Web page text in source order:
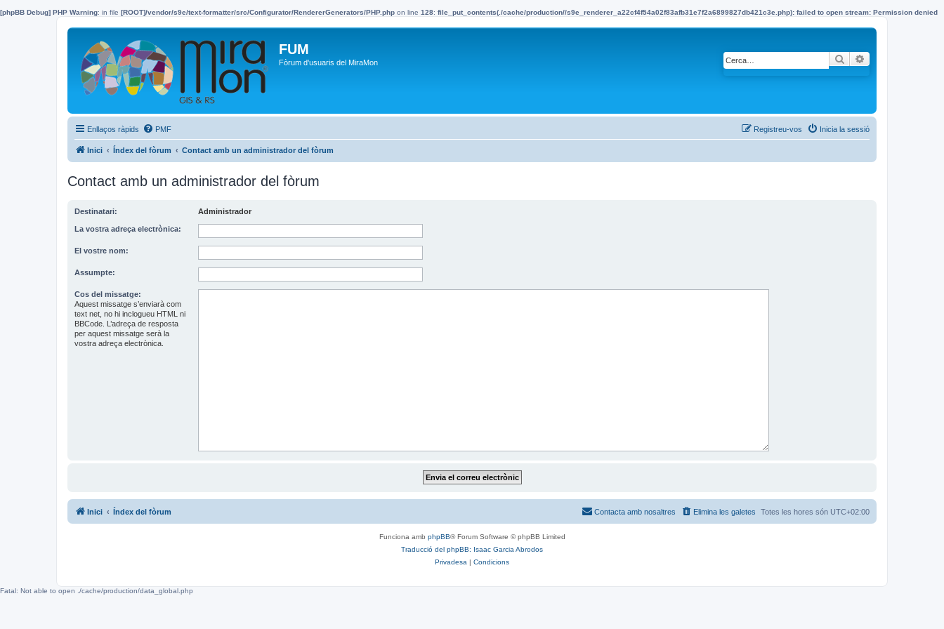
[phpBB Debug] PHP Warning: in file [ROOT]/vendor/s9e/text-formatter/src/Configurator/RendererGenerators/PHP.php on line 128: file_put_contents(./cache/production//s9e_renderer_a22cf4f54a02f83afb31e7f2a6899827db421c3e.php): failed to open stream: Permission denied
FUM
Fòrum d'usuaris del MiraMon Cerca
Enllaços ràpids PMF Inicia la sessió
Registreu-vos
Inici Índex del fòrum Contact amb un administrador del fòrum
Contact amb un administrador del fòrum
Destinatari: Administrador
La vostra adreça electrònica:
El vostre nom:
Assumpte:
Cos del missatge:
Aquest missatge s’enviarà com
text net, no hi inclogueu HTML ni
BBCode. L’adreça de resposta
per aquest missatge serà la
vostra adreça electrònica.
Inici Índex del fòrum Totes les hores són UTC+02:00
Elimina les galetes
Contacta amb nosaltres
Funciona amb phpBB® Forum Software © phpBB Limited
Traducció del phpBB: Isaac Garcia Abrodos
Privadesa | Condicions
Fatal: Not able to open ./cache/production/data_global.php